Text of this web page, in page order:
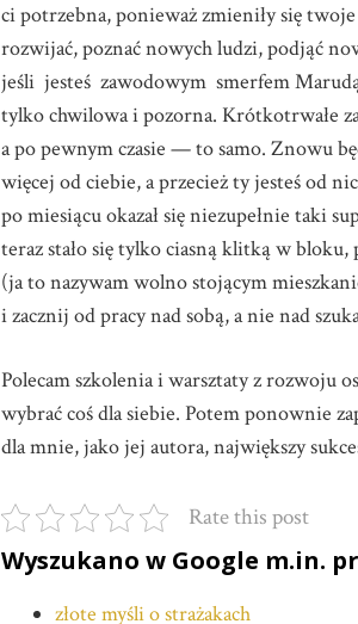
ci potrzebna, ponieważ zmieniły się
rozwijać, poznać nowych ludzi, podjąć
jeśli jesteś zawodowym smerfem
tylko chwilowa i pozorna. Krótkotrwałe
a po pewnym czasie — to samo. Znowu
więcej od ciebie, a przecież ty jesteś od
po miesiącu okazał się niezupełnie taki
teraz stało się tylko ciasną klitką w
(ja to nazywam wolno stojącym
i zacznij od pracy nad sobą, a nie nad
Polecam szkolenia i warsztaty z rozwoju
wybrać coś dla siebie. Potem ponownie
dla mnie, jako jej autora, największy
Rate this post
Wyszukano w Google m.in.
złote myśli o strażakach